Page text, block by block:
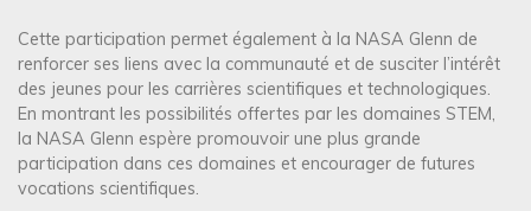
Cette participation permet également à la NASA Glenn de
renforcer ses liens avec la communauté et de susciter l’intérêt
des jeunes pour les carrières scientifiques et technologiques.
En montrant les possibilités offertes par les domaines STEM,
la NASA Glenn espère promouvoir une plus grande
participation dans ces domaines et encourager de futures
vocations scientifiques.